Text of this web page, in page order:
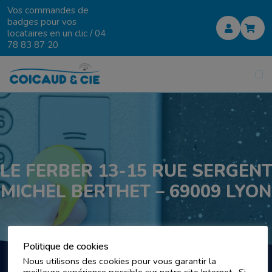
Vos commandes de
badges pour vos
locataires en un clic /04
78 83 87 20
LE FERBER 13-15 RUE SERGENT
MICHEL BERTHET – 69009 LYON
Politique de cookies
Nous utilisons des cookies pour vous garantir la